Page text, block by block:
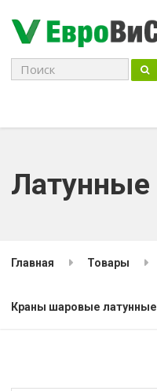
Поиск
для:
Латунные
Главная Товары
Краны шаровые латунные